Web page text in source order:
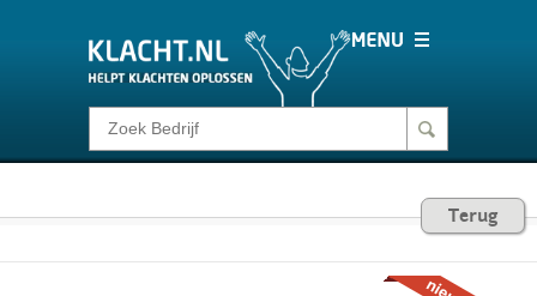
Klacht melden
Consumentenrecht Terug